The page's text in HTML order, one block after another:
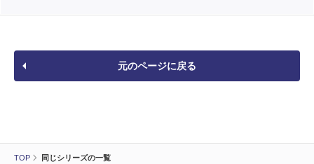
TOP 同じシリーズの一覧
元のページに戻る